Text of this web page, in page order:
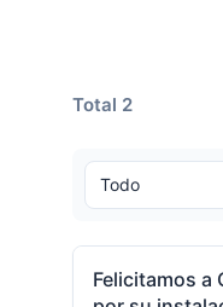
Total 2
Felicitamos a